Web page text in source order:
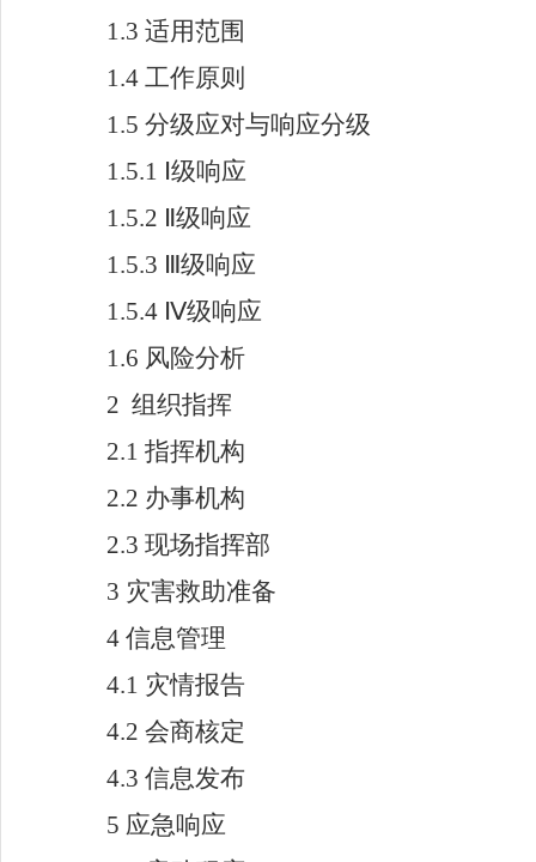
1.3 适用范围
1.4 工作原则
1.5 分级应对与响应分级
1.5.1 Ⅰ级响应
1.5.2 Ⅱ级响应
1.5.3 Ⅲ级响应
1.5.4 Ⅳ级响应
1.6 风险分析
2 组织指挥
2.1 指挥机构
2.2 办事机构
2.3 现场指挥部
3 灾害救助准备
4 信息管理
4.1 灾情报告
4.2 会商核定
4.3 信息发布
5 应急响应